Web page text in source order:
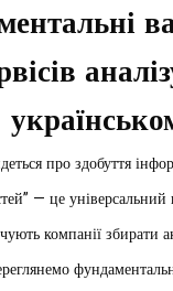
про здобуття
— це універсальний
компанії збирати